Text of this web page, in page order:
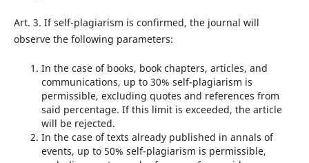
Art. 3. If self-plagiarism is confirmed, the journal will
observe the following parameters:
In the case of books, book chapters, articles, and
communications, up to 30% self-plagiarism is
permissible, excluding quotes and references from
said percentage. If this limit is exceeded, the article
will be rejected.
In the case of texts already published in annals of
events, up to 50% self-plagiarism is permissible,